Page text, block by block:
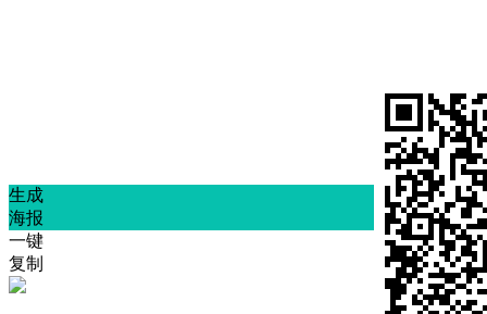
生成
海报
一键
复制